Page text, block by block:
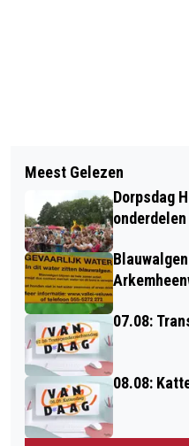
DEFENSIE WIL
DEELNEMERS
EN DOORTOCHT"
ROTTERDAM
Meest Gelezen
Dorpsdag
onderdelen
07.08:
08.08: